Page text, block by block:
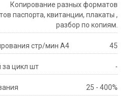
Копирование разных форматов
паспорта, квитанции, плакаты ,
разбор по копиям.
стр/мин A4 45
за цикл шт -
25 - 400%